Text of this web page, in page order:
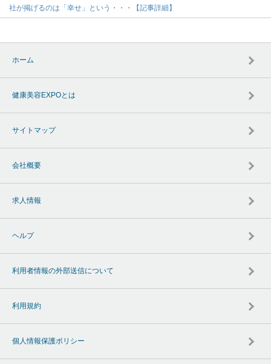
社が掲げるのは「幸せ」という・・・【記事詳細】
ホーム
健康美容EXPOとは
サイトマップ
会社概要
求人情報
ヘルプ
利用者情報の外部送信について
利用規約
個人情報保護ポリシー